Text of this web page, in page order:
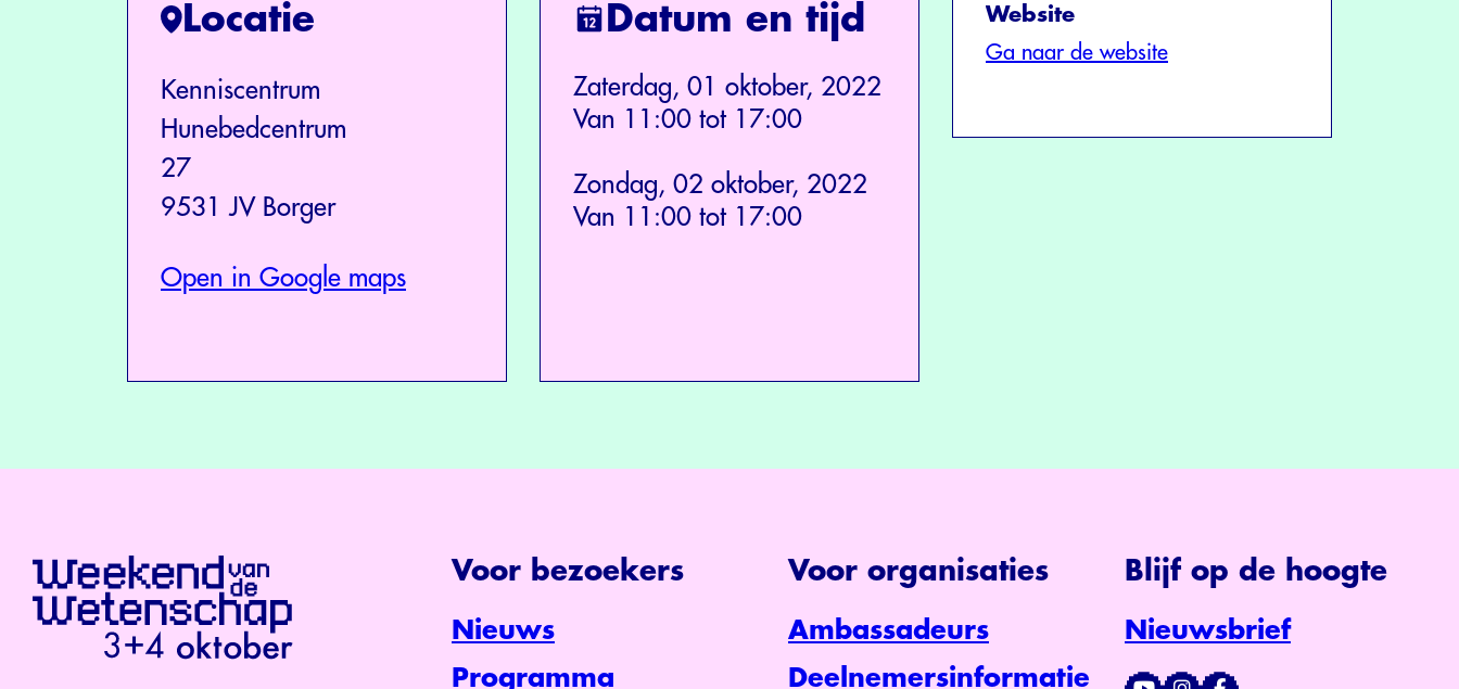
Locatie
Kenniscentrum
Hunebedcentrum
27
9531 JV Borger
Open in Google maps
Datum en tijd
Zaterdag, 01 oktober, 2022
Van 11:00 tot 17:00
Zondag, 02 oktober, 2022
Van 11:00 tot 17:00
Website
Ga naar de website
Voor bezoekers
Nieuws
Programma
Voor organisaties
Ambassadeurs
Deelnemersinformatie
Blijf op de hoogte
Nieuwsbrief